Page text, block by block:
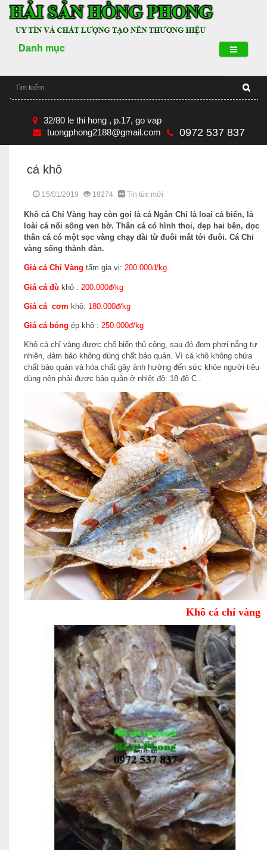
Danh mục
32/80 le thi hong , p.17, go vap
tuongphong2188@gmail.com
0972 537 837
cá khô
15/01/2019 18274 Tin tức mới
Khô cá Chỉ Vàng hay còn gọi là cá Ngân Chỉ là loại cá biển, là
loài cá nổi sống ven bờ. Thân cá có hình thoi, dẹp hai bên, dọc
thân cá có một sọc vàng chạy dài từ đuôi mắt tới đuôi. Cá Chỉ
vàng sống thành đàn.
Giá cá Chỉ Vàng tẩm gia vị: 200.000đ/kg
Giá cá đù khô : 200.000đ/kg
Giá cá cơm khô: 180.000đ/kg
Giá cá bóng ép khô : 250.000đ/kg
Khô cá chỉ vàng được chế biến thủ công, sau đó đem phơi nắng tự
nhiên, đảm bảo không dùng chất bảo quản. Vì cá khô không chứa
chất bảo quản và hóa chất gây ảnh hưởng đến sức khỏe người tiêu
dùng nên phải được bảo quản ở nhiệt độ: 18 độ C .
Khô cá chỉ vàng